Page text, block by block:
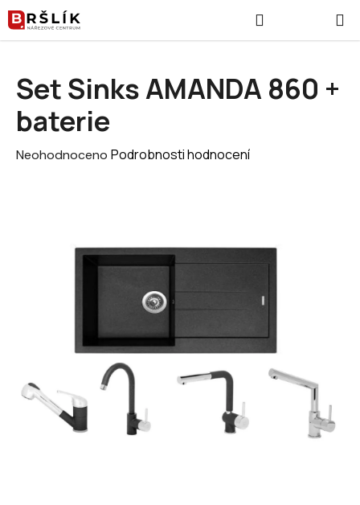
Přejít na obsah
Set Sinks AMANDA 860 +
baterie
Průměrné hodnocení produktu je 0,0 z 5 hvězdiček.
Neohodnoceno Podrobnosti hodnocení